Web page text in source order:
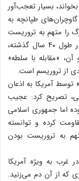
بسیار تعجب‌آور
طپانچه به
را متهم به تروریست
بودن کند. وی ادامه داد: جمهوری اسلامی در طول ۴۰ سال گذشته،
«مقابله با سلطه»
از تروریسم است.
توسط آمریکا به اذعان
تصریح کرد: عجیب
اما جمهوری اسلامی
کرده و توانسته
به تروریست بودن
غرب به ویژه آمریکا
که از آن دم می‌زنید.